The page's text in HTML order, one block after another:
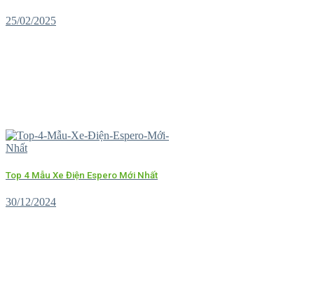
25/02/2025
Top 4 Mẫu Xe Điện Espero Mới Nhất
30/12/2024